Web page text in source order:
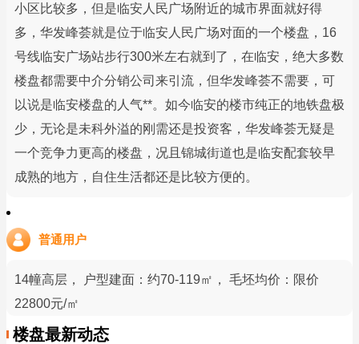
小区比较多，但是临安人民广场附近的城市界面就好得
多，华发峰荟就是位于临安人民广场对面的一个楼盘，16
号线临安广场站步行300米左右就到了，在临安，绝大多数
楼盘都需要中介分销公司来引流，但华发峰荟不需要，可
以说是临安楼盘的人气**。如今临安的楼市纯正的地铁盘极
少，无论是未科外溢的刚需还是投资客，华发峰荟无疑是
一个竞争力更高的楼盘，况且锦城街道也是临安配套较早
成熟的地方，自住生活都还是比较方便的。
普通用户
14幢高层， 户型建面：约70-119㎡， 毛坯均价：限价
22800元/㎡
楼盘最新动态